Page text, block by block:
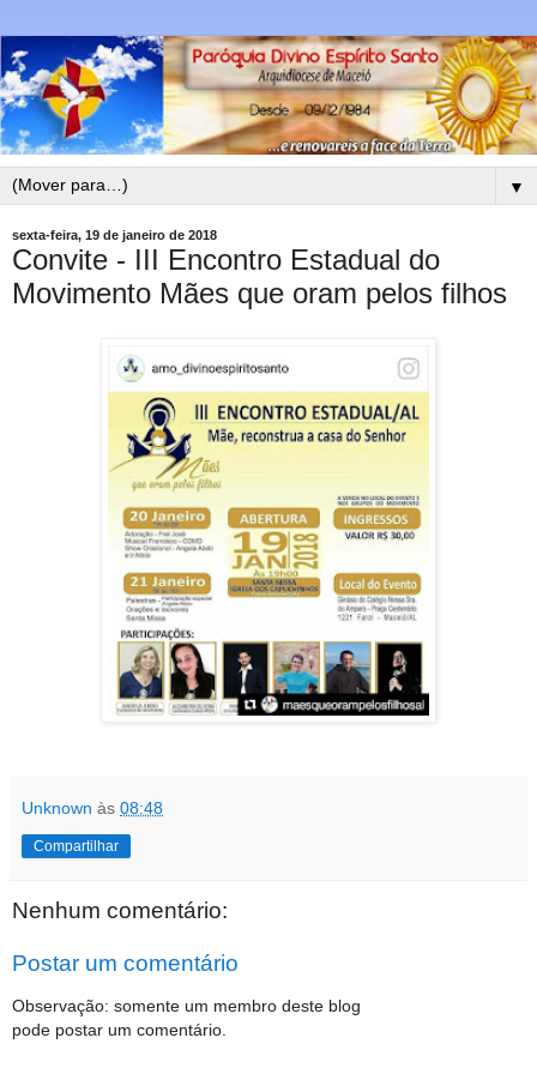
▼
sexta-feira, 19 de janeiro de 2018
Convite - III Encontro Estadual do
Movimento Mães que oram pelos filhos
Unknown às 08:48
Compartilhar
Nenhum comentário:
Postar um comentário
Observação: somente um membro deste blog
pode postar um comentário.